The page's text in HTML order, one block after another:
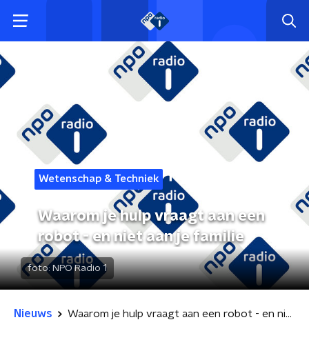
Wetenschap & Techniek
Waarom je hulp vraagt aan een
robot - en niet aan je familie
foto: NPO Radio 1
Nieuws Waarom je hulp vraagt aan een robot - en niet aan je familie